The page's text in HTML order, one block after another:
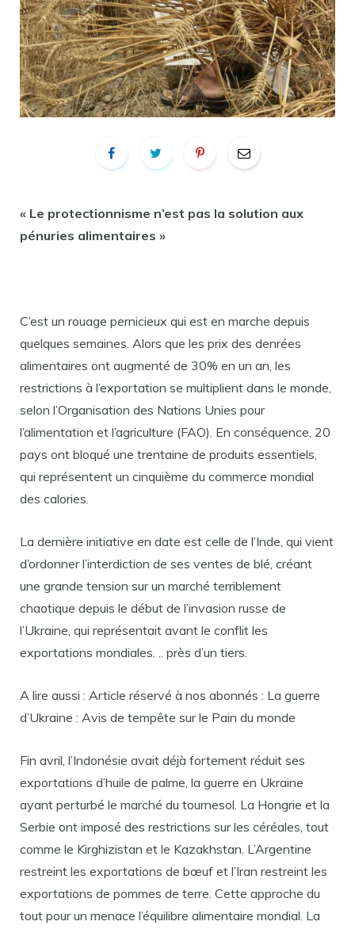
« Le protectionnisme n’est pas la solution aux
pénuries alimentaires »
C’est un rouage pernicieux qui est en marche depuis
quelques semaines. Alors que les prix des denrées
alimentaires ont augmenté de 30% en un an, les
restrictions à l’exportation se multiplient dans le monde,
selon l’Organisation des Nations Unies pour
l’alimentation et l’agriculture (FAO). En conséquence, 20
pays ont bloqué une trentaine de produits essentiels,
qui représentent un cinquième du commerce mondial
des calories.
La dernière initiative en date est celle de l’Inde, qui vient
d’ordonner l’interdiction de ses ventes de blé, créant
une grande tension sur un marché terriblement
chaotique depuis le début de l’invasion russe de
l’Ukraine, qui représentait avant le conflit les
exportations mondiales. .. près d’un tiers.
A lire aussi : Article réservé à nos abonnés : La guerre
d’Ukraine : Avis de tempête sur le Pain du monde
Fin avril, l’Indonésie avait déjà fortement réduit ses
exportations d’huile de palme, la guerre en Ukraine
ayant perturbé le marché du tournesol. La Hongrie et la
Serbie ont imposé des restrictions sur les céréales, tout
comme le Kirghizistan et le Kazakhstan. L’Argentine
restreint les exportations de bœuf et l’Iran restreint les
exportations de pommes de terre. Cette approche du
tout pour un menace l’équilibre alimentaire mondial. La